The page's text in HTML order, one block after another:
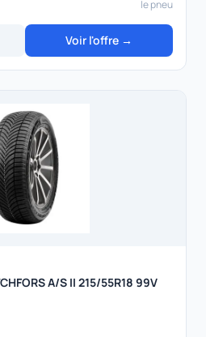
le pneu
Voir l'offre →
A/S II 215/55R18 99V